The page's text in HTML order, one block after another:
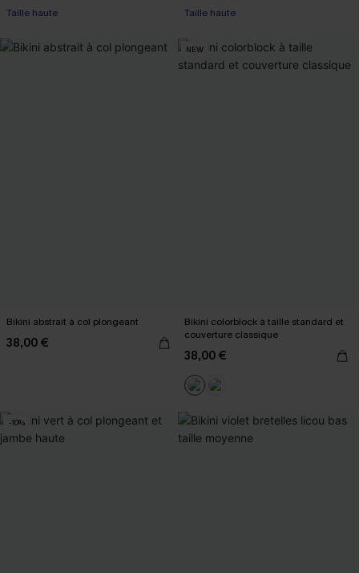
Taille haute Taille haute
Bikini abstrait à col plongeant
38,00 €
NEW
Bikini colorblock à taille standard et
couverture classique
38,00 €
-10%